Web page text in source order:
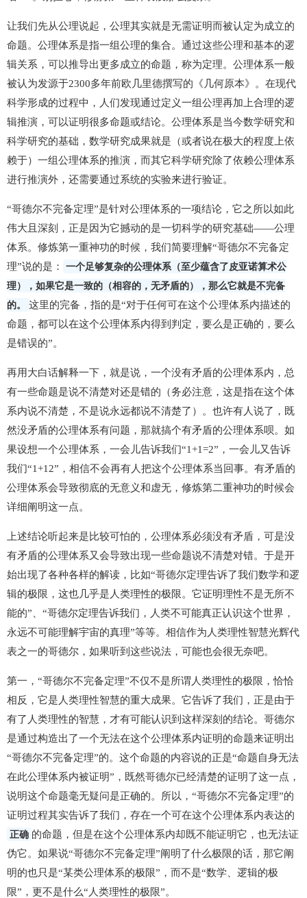
让我们先从公理说起，公理其实就是无需证明而被认定为成立的
命题。公理体系是指一组公理的集合。通过这些公理和基本的逻
辑关系，可以推导出更多成立的命题，称为定理。公理体系一般
被认为发源于2300多年前欧几里德撰写的《几何原本》。在现代
科学形成的过程中，人们发现通过定义一组公理再加上合理的逻
辑推演，可以证明很多命题或结论。公理体系是当今数学研究和
科学研究的基础，数学研究成果就是（或者说在极大的程度上依
赖于）一组公理体系的推演，而其它科学研究除了依赖公理体系
进行推演外，还需要通过系统的实验来进行验证。
“哥德尔不完备定理”是针对公理体系的一项结论，它之所以如此
伟大且深刻，正是因为它撼动的是一切科学的研究基础——公理
体系。修炼第一重神功的时候，我们简要理解“哥德尔不完备定
理”说的是：
一个足够复杂的公理体系（至少蕴含了皮亚诺算术公
理），如果它是一致的（相容的，无矛盾的），那么它就是不完备
的。
这里的完备，指的是“对于任何可在这个公理体系内描述的
命题，都可以在这个公理体系内得到判定，要么是正确的，要么
是错误的”。
再用大白话解释一下，就是说，一个没有矛盾的公理体系内，总
有一些命题是说不清楚对还是错的（务必注意，这是指在这个体
系内说不清楚，不是说永远都说不清楚了）。也许有人说了，既
然没矛盾的公理体系有问题，那就搞个有矛盾的公理体系呗。如
果设想一个公理体系，一会儿告诉我们“1+1=2”，一会儿又告诉
我们“1+12”，相信不会再有人把这个公理体系当回事。有矛盾的
公理体系会导致彻底的无意义和虚无，修炼第二重神功的时候会
详细阐明这一点。
上述结论听起来是比较可怕的，公理体系必须没有矛盾，可是没
有矛盾的公理体系又会导致出现一些命题说不清楚对错。于是开
始出现了各种各样的解读，比如“哥德尔定理告诉了我们数学和逻
辑的极限，这也几乎是人类理性的极限。它证明理性不是无所不
能的”、“哥德尔定理告诉我们，人类不可能真正认识这个世界，
永远不可能理解宇宙的真理”等等。相信作为人类理性智慧光辉代
表之一的哥德尔，如果听到这些说法，可能也会很无奈吧。
第一，“哥德尔不完备定理”不仅不是所谓人类理性的极限，恰恰
相反，它是人类理性智慧的重大成果。它告诉了我们，正是由于
有了人类理性的智慧，才有可能认识到这样深刻的结论。哥德尔
是通过构造出了一个无法在这个公理体系内证明的命题来证明出
“哥德尔不完备定理”的。这个命题的内容说的正是“命题自身无法
在此公理体系内被证明”，既然哥德尔已经清楚的证明了这一点，
说明这个命题毫无疑问是正确的。所以，“哥德尔不完备定理”的
证明过程其实告诉了我们，存在一个可在这个公理体系内表达的
正确 的命题，但是在这个公理体系内却既不能证明它，也无法证
伪它。如果说“哥德尔不完备定理”阐明了什么极限的话，那它阐
明的也只是“某类公理体系的极限”，而不是“数学、逻辑的极
限”，更不是什么“人类理性的极限”。